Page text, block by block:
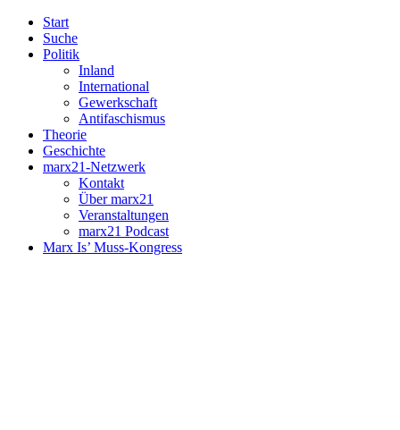
Start
Suche
Politik
Inland
International
Gewerkschaft
Antifaschismus
Theorie
Geschichte
marx21-Netzwerk
Kontakt
Über marx21
Veranstaltungen
marx21 Podcast
Marx Is’ Muss-Kongress